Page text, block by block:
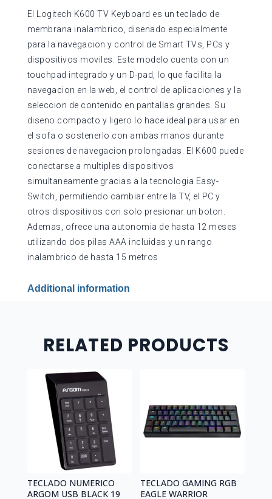
920-
008824
quantity
El Logitech K600 TV Keyboard es un teclado de
membrana inalambrico, disenado especialmente
para la navegacion y control de Smart TVs, PCs y
dispositivos moviles. Este modelo cuenta con un
touchpad integrado y un D-pad, lo que facilita la
navegacion en la web, el control de aplicaciones y la
seleccion de contenido en pantallas grandes. Su
diseno compacto y ligero lo hace ideal para usar en
el sofa o sostenerlo con ambas manos durante
sesiones de navegacion prolongadas. El K600 puede
conectarse a multiples dispositivos
simultaneamente gracias a la tecnologia Easy-
Switch, permitiendo cambiar entre la TV, el PC y
otros dispositivos con solo presionar un boton.
Ademas, ofrece una autonomia de hasta 12 meses
utilizando dos pilas AAA incluidas y un rango
inalambrico de hasta 15 metros
Additional information
RELATED PRODUCTS
TECLADO NUMERICO
ARGOM USB BLACK 19
TECLADO GAMING RGB
EAGLE WARRIOR